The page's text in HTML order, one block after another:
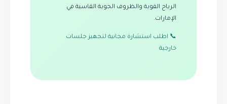
الرياح القوية والظروف الجوية القاسية في
الإمارات.
📞 اطلب استشارة مجانية لتجهيز جلسات
خارجية